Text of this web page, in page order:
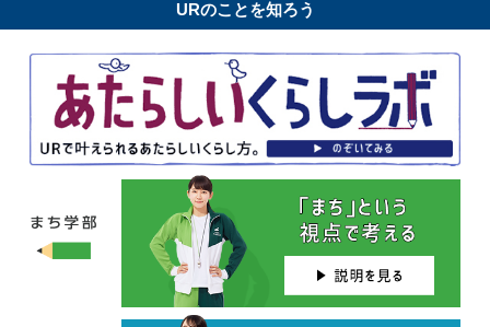
URのことを知ろう